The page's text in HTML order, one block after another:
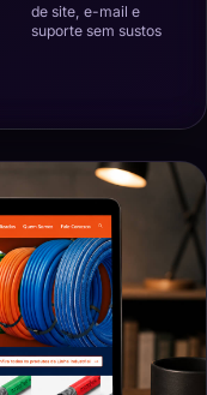
de site, e-mail e
suporte sem sustos